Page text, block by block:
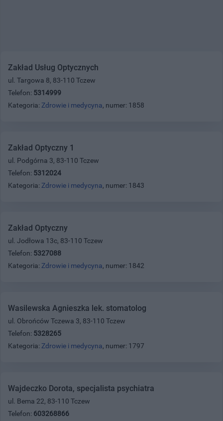
Zakład Usług Optycznych
ul. Targowa 8, 83-110 Tczew
Telefon: 5314999
Kategoria: Zdrowie i medycyna, numer: 1858
Zakład Optyczny 1
ul. Podgórna 3, 83-110 Tczew
Telefon: 5312024
Kategoria: Zdrowie i medycyna, numer: 1843
Zakład Optyczny
ul. Jodłowa 13c, 83-110 Tczew
Telefon: 5327088
Kategoria: Zdrowie i medycyna, numer: 1842
Wasilewska Agnieszka lek. stomatolog
ul. Obrońców Tczewa 3, 83-110 Tczew
Telefon: 5328265
Kategoria: Zdrowie i medycyna, numer: 1797
Wajdeczko Dorota, specjalista psychiatra
ul. Bema 22, 83-110 Tczew
Telefon: 603268866